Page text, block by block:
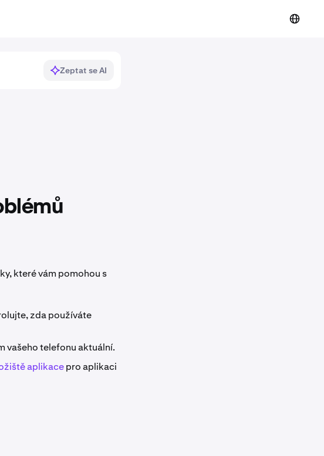
Zeptat se AI
které vám pomohou s
zda používáte
vašeho telefonu aktuální.
aplikacepro aplikaci